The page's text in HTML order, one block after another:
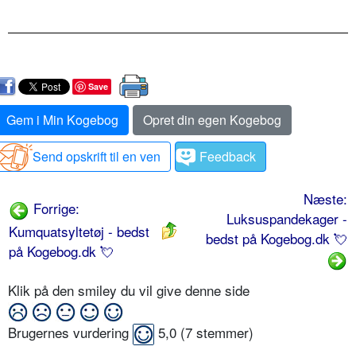
Save
Gem i Min Kogebog
Opret din egen Kogebog
Send opskrift til en ven
Feedback
Forrige:
Kumquatsyltetøj - bedst
på Kogebog.dk 💘
Næste:
Luksuspandekager -
bedst på Kogebog.dk 💘
Klik på den smiley du vil give denne side
Brugernes vurdering 5,0 (7 stemmer)